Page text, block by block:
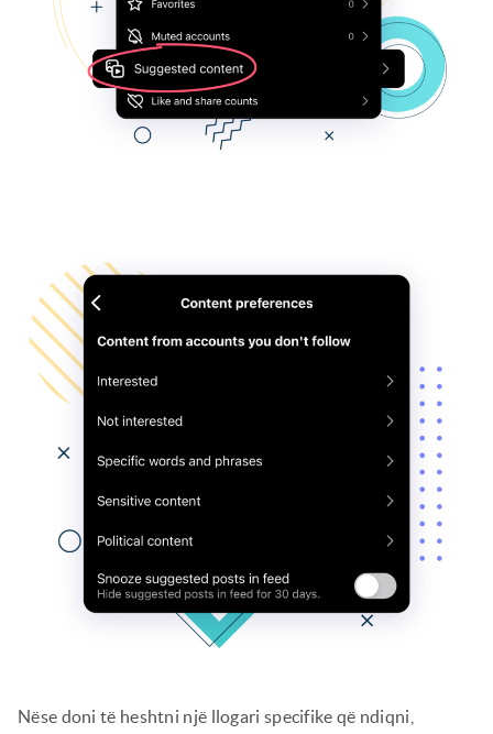
Nëse doni të heshtni një llogari specifike që ndiqni,